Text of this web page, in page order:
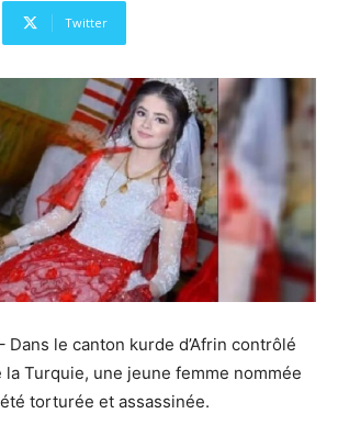
Twitter
Dans le canton kurde d’Afrin contrôlé
la Turquie, une jeune femme nommée
torturée et assassinée.